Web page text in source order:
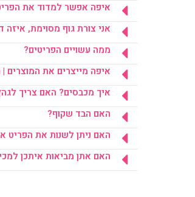
איפה אפשר למדוד את
אני צורת גוף מסוימת, איזה
ממה עשויים הפריטים?
איפה מייצרים את המוצרים |
איך מכבסים? האם צריך
האם הבד שקוף?
האם ניתן לשנות את הפריט
האם אתן מביאות איתכן